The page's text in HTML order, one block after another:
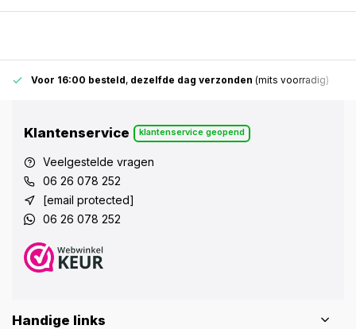
Voor 16:00 besteld, dezelfde dag verzonden (mits voorradig)
Klantenservice klantenservice geopend
Veelgestelde vragen
06 26 078 252
[email protected]
06 26 078 252
Handige links